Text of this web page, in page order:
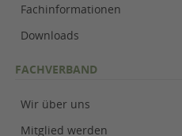
Fachinformationen
Downloads
FACHVERBAND
Wir über uns
Mitglied werden